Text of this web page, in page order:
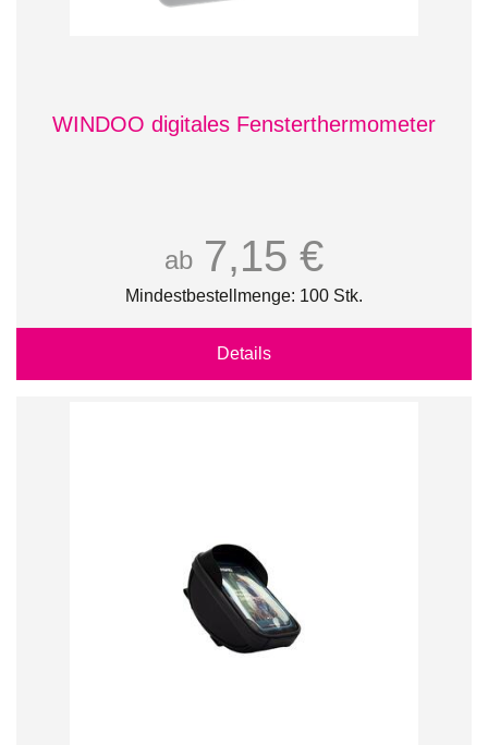
WINDOO digitales Fensterthermometer
ab 7,15 €
Mindestbestellmenge: 100 Stk.
Details